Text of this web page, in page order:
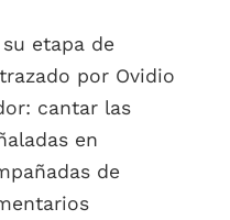
etapa de
por Ovidio
cantar las
en
de